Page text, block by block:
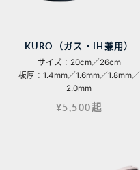
KURO（ガス・IH兼用）
サイズ：20cm／26cm
板厚：1.4mm／1.6mm／1.8mm／
2.0mm
¥5,500起